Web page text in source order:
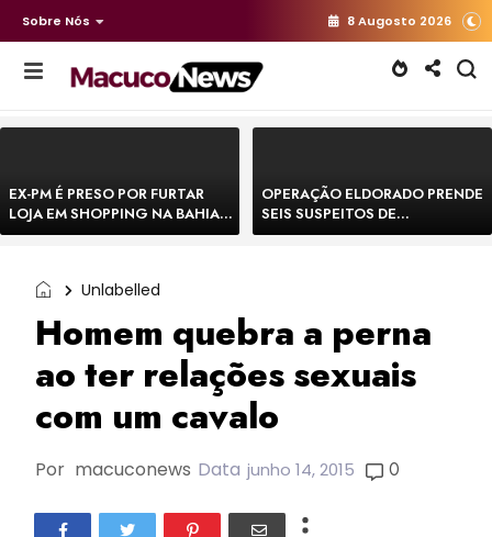
Sobre Nós 8 Augosto 2026
EX-PM É PRESO POR FURTAR
LOJA EM SHOPPING NA BAHIA E
ESCAPA CORRENDO DE
OPERAÇÃO ELDORADO PRENDE
SEIS SUSPEITOS DE
MOVIMENTAR R$ 25 MILHÕES
Unlabelled
Homem quebra a perna
ao ter relações sexuais
com um cavalo
Por macuconews Data junho 14, 2015 0